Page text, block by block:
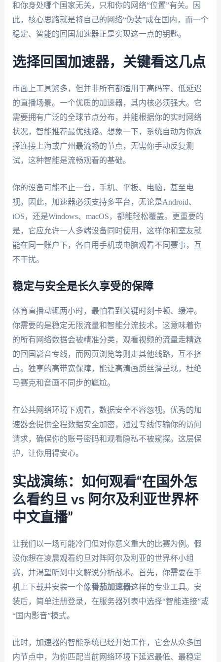
和你身处哪个国家无关，只和你的网络“位置”有关。因
此，核心思路就是将自己的网络“伪装”成在国内，而一个
稳定、智能的回国加速器正是实现这一点的钥匙。
选择回国加速器，关键看这几点
市面上工具繁多，但并非所有都适用于高码率、低延迟
的直播场景。一个优质的加速器，其内核必须强大。它
需要拥有广泛的全球节点分布，并能根据你的实时网络
状况，智能推荐最优线路。想象一下，系统自动为你选
择连接上海或广州最流畅的节点，无需你手动反复测
试，这种智能是流畅观看的基础。
你的设备可能不止一台，手机、平板、电脑，甚至电
视。因此，加速器必须支持多平台，无论是Android、
iOS，还是Windows、macOS，都能轻松覆盖。更重要的
是，它应允许一人多端设备同时使用，这样你和室友就
能在同一账户下，各自用手机或电脑观看不同赛事，互
不干扰。
稳定与安全是长久享受的保障
体育直播动辄两小时，最怕看到关键时刻卡顿、缓冲。
你需要的是稳定无限流量和智能分流技术。这意味着你
的所有网络数据会被精准分类，观看视频的流量走精选
的回国影音专线，而网页浏览等则走其他线路，互不挤
占。独享的高带宽保障，能让高清画质丝滑呈现，杜绝
马赛克和音画不同步的尴尬。
在公共网络环境下观看，数据安全不容忽视。优秀的加
速器会提供全程数据安全加密，通过专线传输你的访问
请求，确保你的账号密码和观看隐私不被窥探。这层保
护，让你用得安心。
实战演练：如何观看“在国外怎
么看约旦 vs 阿尔及利亚世界杯
中文直播”
让我们以一场可能冷门但对你意义重大的比赛为例。假
设你想在凌晨观看约旦对阵阿尔及利亚的世界杯小组
赛，并渴望听到中文解说分析战术。首先，你需要在手
机上下载并安装一个像番茄加速器这样的专业工具。安
装后，简单注册登录，在服务器列表中选择“智能连接”或
“国内影音”模式。
此时，加速器的智能系统已经开始工作，它会从众多国
内节点中，为你匹配当前网络环境下延迟最低、最稳定